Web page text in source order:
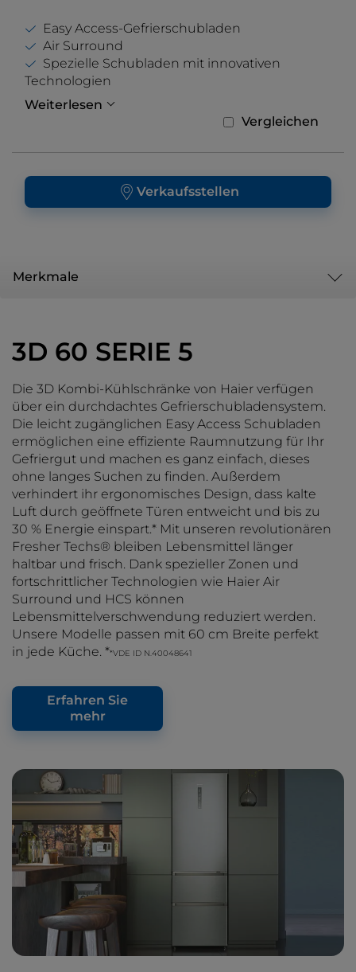
Easy Access-Gefrierschubladen
Air Surround
Spezielle Schubladen mit innovativen
Technologien
Weiterlesen
Vergleichen
Verkaufsstellen
Merkmale
3D 60 SERIE 5
Die 3D Kombi-Kühlschränke von Haier verfügen
über ein durchdachtes Gefrierschubladensystem.
Die leicht zugänglichen Easy Access Schubladen
ermöglichen eine effiziente Raumnutzung für Ihr
Gefriergut und machen es ganz einfach, dieses
ohne langes Suchen zu finden. Außerdem
verhindert ihr ergonomisches Design, dass kalte
Luft durch geöffnete Türen entweicht und bis zu
30 % Energie einspart.* Mit unseren revolutionären
Fresher Techs® bleiben Lebensmittel länger
haltbar und frisch. Dank spezieller Zonen und
fortschrittlicher Technologien wie Haier Air
Surround und HCS können
Lebensmittelverschwendung reduziert werden.
Unsere Modelle passen mit 60 cm Breite perfekt
in jede Küche. **VDE ID N.40048641
Erfahren Sie
mehr